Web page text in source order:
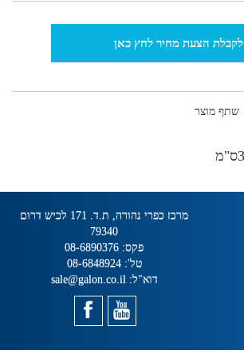
לקבלת הצעת מחיר לחץ כאן
שתף מוצר
מרכז כפרי נהורה, ת.ד. 171 לכיש דרום
79340
פקס: 08-6890376
טל':08-6848924
דוא"ל:sale@galon.co.il